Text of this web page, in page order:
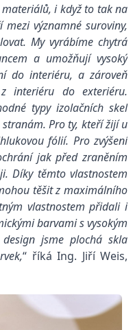
i když to tak na
významné suroviny,
My vyrábíme chytrá
a umožňují vysoký
do interiéru, a zároveň
interiéru do exteriéru.
typy izolačních skel
Pro ty, kteří žijí u
fólií. Pro zvýšení
jak před zraněním
Díky těmto vlastnostem
těšit z maximálního
vlastnostem přidali i
barvamis vysokým
jsme plochá skla
“ říká Ing. Jiří Weis,